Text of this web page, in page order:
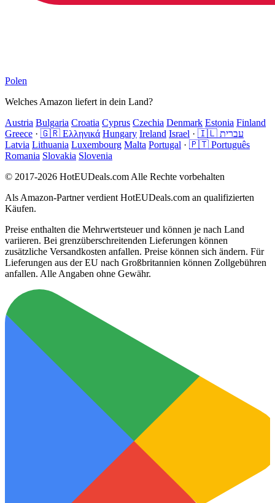
Polen
Welches Amazon liefert in dein Land?
Austria Bulgaria Croatia Cyprus Czechia Denmark Estonia Finland
Greece · 🇬🇷 Ελληνικά Hungary Ireland Israel ·
🇮🇱 עברית
Latvia Lithuania Luxembourg Malta Portugal · 🇵🇹 Português
Romania Slovakia Slovenia
© 2017-2026 HotEUDeals.com Alle Rechte vorbehalten
Als Amazon-Partner verdient HotEUDeals.com an qualifizierten
Käufen.
Preise enthalten die Mehrwertsteuer und können je nach Land
variieren. Bei grenzüberschreitenden Lieferungen können
zusätzliche Versandkosten anfallen. Preise können sich ändern. Für
Lieferungen aus der EU nach Großbritannien können Zollgebühren
anfallen. Alle Angaben ohne Gewähr.